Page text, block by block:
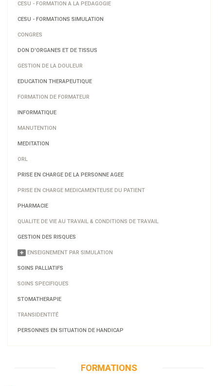
CESU - FORMATION A LA PEDAGOGIE
CESU - FORMATIONS SIMULATION
CONGRES
DON D'ORGANES ET DE TISSUS
GESTION DE LA DOULEUR
EDUCATION THERAPEUTIQUE
FORMATION DE FORMATEUR
INFORMATIQUE
MANUTENTION
MEDITATION
ORL
PRISE EN CHARGE DE LA PERSONNE AGEE
PRISE EN CHARGE MEDICAMENTEUSE DU PATIENT
PHARMACIE
QUALITE DE VIE AU TRAVAIL & CONDITIONS DE TRAVAIL
GESTION DES RISQUES
ENSEIGNEMENT PAR SIMULATION
SOINS PALLIATIFS
SOINS SPECIFIQUES
STOMATHERAPIE
TRANSIDENTITÉ
PERSONNES EN SITUATION DE HANDICAP
FORMATIONS